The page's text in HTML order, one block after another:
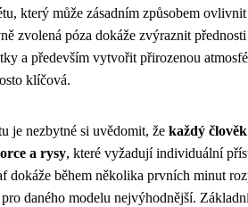
který může zásadním způsobem
zvolená póza dokáže zvýraznit
a především vytvořit přirozenou
klíčová.
je nezbytné si uvědomit, že každý
a rysy, které vyžadují individuální
dokáže během několika prvních minut
daného modelu nejvýhodnější.